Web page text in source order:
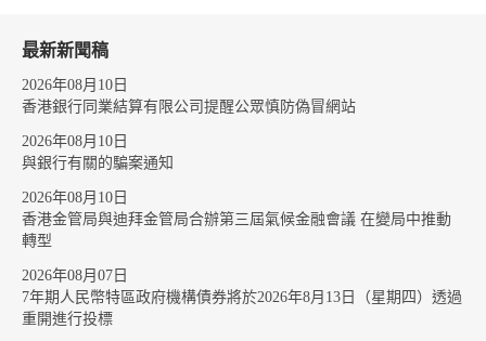
最新新聞稿
2026年08月10日
香港銀行同業結算有限公司提醒公眾慎防偽冒網站
2026年08月10日
與銀行有關的騙案通知
2026年08月10日
香港金管局與迪拜金管局合辦第三屆氣候金融會議 在變局中推動
轉型
2026年08月07日
7年期人民幣特區政府機構債券將於2026年8月13日（星期四）透過
重開進行投標